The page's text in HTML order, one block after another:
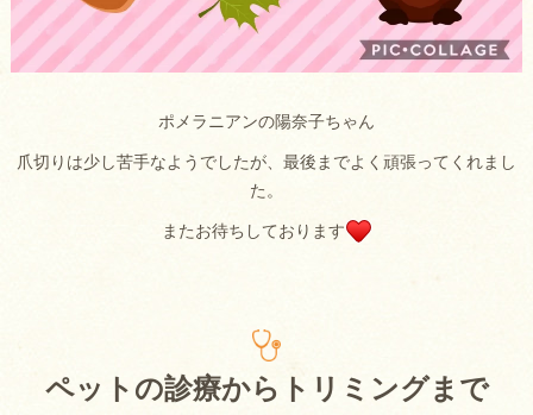
ポメラニアンの陽奈子ちゃん
爪切りは少し苦手なようでしたが、最後までよく頑張ってくれまし
た。
またお待ちしております
ペットの診療からトリミングまで